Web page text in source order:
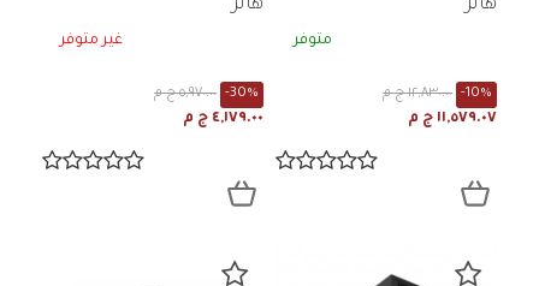
هانز
متوفر
١٢,٨٣٠.٠٠ ج م -10%
١١,٥٧٩.٠٧ ج م
هانز
غير متوفر
٥,٩٧٠.٠٠ ج م -30%
٤,١٧٩.٠٠ ج م